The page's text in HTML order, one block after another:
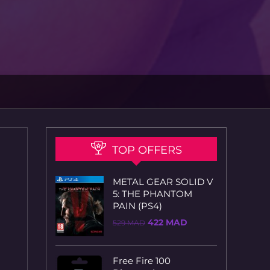
TOP OFFERS
METAL GEAR SOLID V
5: THE PHANTOM
PAIN (PS4)
529MAD Le
était :
529 MAD.
422 MAD
est :
Free Fire 100